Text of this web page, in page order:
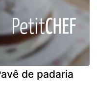
de padaria